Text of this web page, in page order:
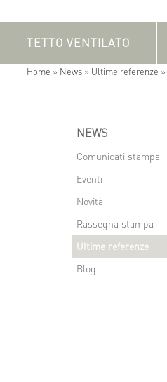
TETTO VENTILATO
Home » News » Ultime referenze »
NEWS
Comunicati stampa
Eventi
Novità
Rassegna stampa
Ultime referenze
Blog